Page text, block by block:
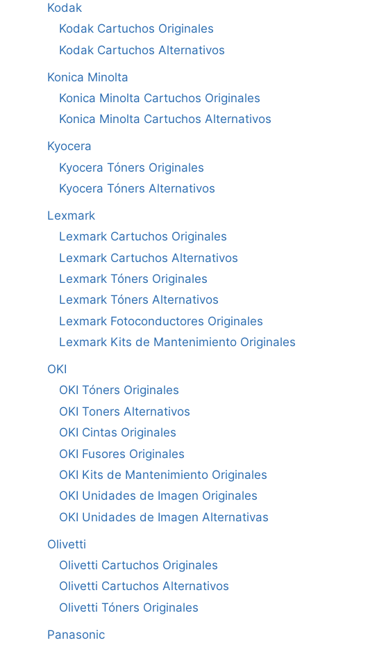
Kodak
Kodak Cartuchos Originales
Kodak Cartuchos Alternativos
Konica Minolta
Konica Minolta Cartuchos Originales
Konica Minolta Cartuchos Alternativos
Kyocera
Kyocera Tóners Originales
Kyocera Tóners Alternativos
Lexmark
Lexmark Cartuchos Originales
Lexmark Cartuchos Alternativos
Lexmark Tóners Originales
Lexmark Tóners Alternativos
Lexmark Fotoconductores Originales
Lexmark Kits de Mantenimiento Originales
OKI
OKI Tóners Originales
OKI Toners Alternativos
OKI Cintas Originales
OKI Fusores Originales
OKI Kits de Mantenimiento Originales
OKI Unidades de Imagen Originales
OKI Unidades de Imagen Alternativas
Olivetti
Olivetti Cartuchos Originales
Olivetti Cartuchos Alternativos
Olivetti Tóners Originales
Panasonic